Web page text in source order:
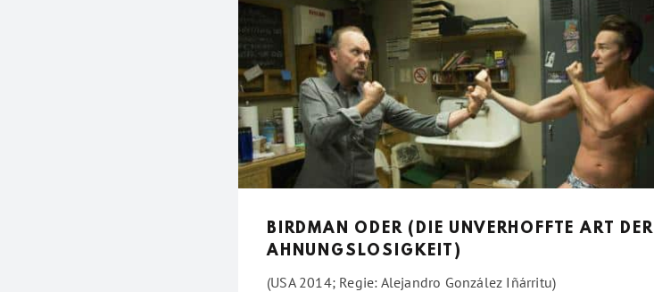
BIRDMAN ODER (DIE UNVERHOFFTE ART DER
AHNUNGSLOSIGKEIT)
(USA 2014; Regie: Alejandro González Iñárritu)